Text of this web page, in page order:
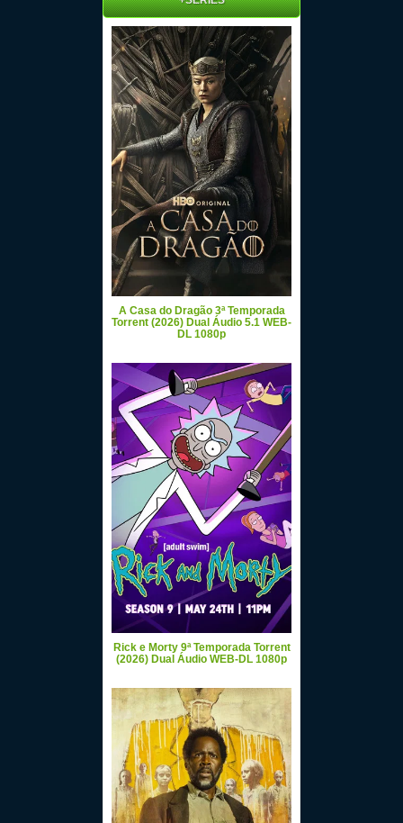
A Casa do Dragão 3ª Temporada
Torrent (2026) Dual Áudio 5.1 WEB-
DL 1080p
Rick e Morty 9ª Temporada Torrent
(2026) Dual Áudio WEB-DL 1080p